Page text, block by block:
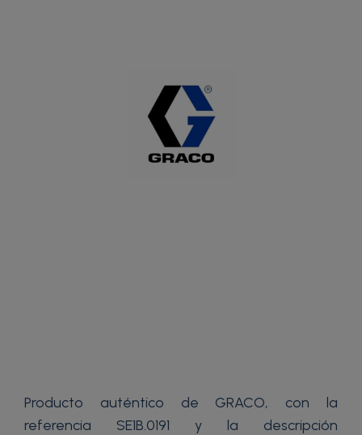
Producto auténtico de GRACO, con la
referencia SE1B.0191 y la descripción